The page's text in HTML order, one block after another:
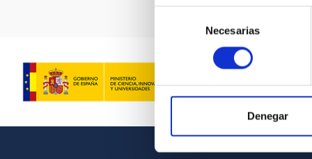
consentimiento
Necesarias
Denegar